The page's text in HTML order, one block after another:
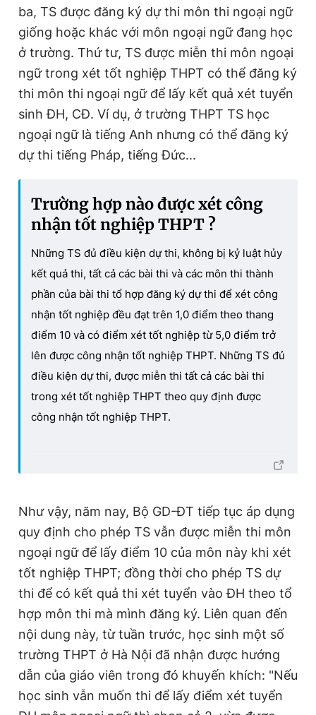
ba, TS được đăng ký dự thi môn thi ngoại ngữ
giống hoặc khác với môn ngoại ngữ đang học
ở trường. Thứ tư, TS được miễn thi môn ngoại
ngữ trong xét tốt nghiệp THPT có thể đăng ký
thi môn thi ngoại ngữ để lấy kết quả xét tuyển
sinh ĐH, CĐ. Ví dụ, ở trường THPT TS học
ngoại ngữ là tiếng Anh nhưng có thể đăng ký
dự thi tiếng Pháp, tiếng Đức...
Trường hợp nào được xét công
nhận tốt nghiệp THPT ?
Những TS đủ điều kiện dự thi, không bị kỷ luật hủy
kết quả thi, tất cả các bài thi và các môn thi thành
phần của bài thi tổ hợp đăng ký dự thi để xét công
nhận tốt nghiệp đều đạt trên 1,0 điểm theo thang
điểm 10 và có điểm xét tốt nghiệp từ 5,0 điểm trở
lên được công nhận tốt nghiệp THPT. Những TS đủ
điều kiện dự thi, được miễn thi tất cả các bài thi
trong xét tốt nghiệp THPT theo quy định được
công nhận tốt nghiệp THPT.
Như vậy, năm nay, Bộ GD-ĐT tiếp tục áp dụng
quy định cho phép TS vẫn được miễn thi môn
ngoại ngữ để lấy điểm 10 của môn này khi xét
tốt nghiệp THPT; đồng thời cho phép TS dự
thi để có kết quả thi xét tuyển vào ĐH theo tổ
hợp môn thi mà mình đăng ký. Liên quan đến
nội dung này, từ tuần trước, học sinh một số
trường THPT ở Hà Nội đã nhận được hướng
dẫn của giáo viên trong đó khuyến khích: "Nếu
học sinh vẫn muốn thi để lấy điểm xét tuyển